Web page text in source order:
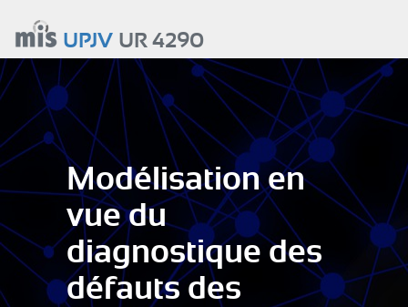
contenu
principal
UPJVUR 4290
Modélisation en
vue du
diagnostique des
défauts des